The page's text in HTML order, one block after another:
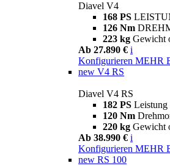
Diavel V4
168 PS
126 Nm
223 kg Gewicht
Ab 27.890 € i
Konfigurieren MEHR
new V4 RS
Diavel V4 RS
182 PS Leistung
120 Nm
220 kg Gewicht
Ab 38.990 € i
Konfigurieren MEHR
new RS 100